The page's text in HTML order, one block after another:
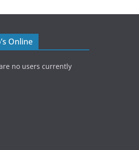
Online
no users currently